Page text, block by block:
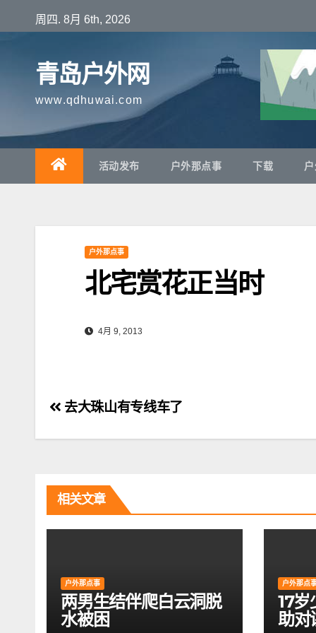
至
周四. 8月 6th, 2026
青岛户外网
www.qdhuwai.com
活动发布 户外那点事 下载
户外那点事
北宅赏花正当时
4月 9, 2013
文
章
航
去大珠山有专线车了
相关文章
户外那点事
两男生结伴爬白云洞脱
水被困
户外那点
17岁
助对